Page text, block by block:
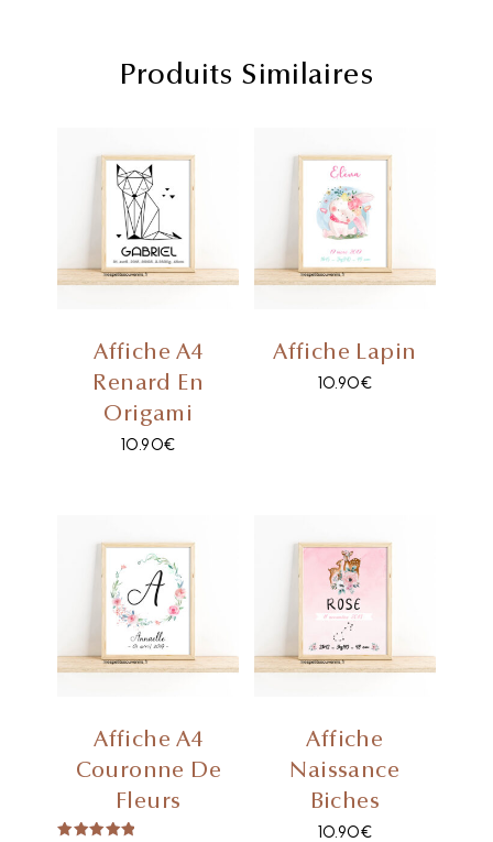
Produits Similaires
Affiche A4
Renard En
Origami
10.90€
Affiche Lapin
10.90€
Affiche A4
Couronne De
Fleurs
Affiche
Naissance
Biches
10.90€